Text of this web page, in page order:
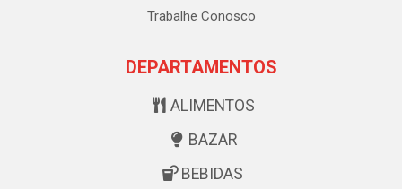
Trabalhe Conosco
DEPARTAMENTOS
ALIMENTOS
BAZAR
BEBIDAS